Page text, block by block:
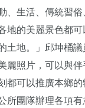
、生活、傳統習
地的美麗景色都
土地。」邱坤桶
麗照片，可以與
都可以推廣本鄉
所團隊辦理各項